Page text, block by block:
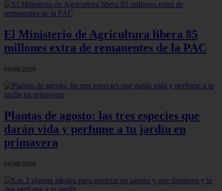
El Ministerio de Agricultura libera 85
millones extra de remanentes de la PAC
04/08/2026
Plantas de agosto: las tres especies que
darán vida y perfume a tu jardín en
primavera
04/08/2026